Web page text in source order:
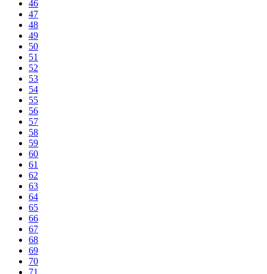
46
47
48
49
50
51
52
53
54
55
56
57
58
59
60
61
62
63
64
65
66
67
68
69
70